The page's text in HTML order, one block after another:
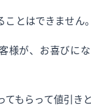
とはできません。
様が、お喜びに
てもらって値引き